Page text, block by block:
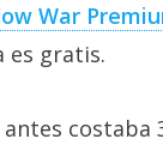
War
es gratis.
antes costaba